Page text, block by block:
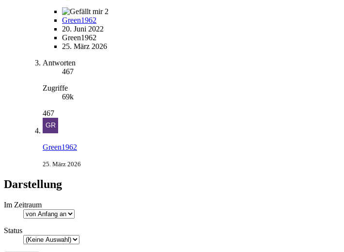
2
Green1962
20. Juni 2022
Green1962
25. März 2026
Antworten
467
Zugriffe
69k
467
Green1962
25. März 2026
Darstellung
Im Zeitraum
Status